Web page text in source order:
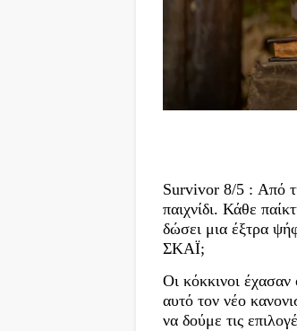
Survivor 8/5 : Από
παιχνίδι. Κάθε
δώσει μια έξτρα
ΣΚΑΪ;
Οι κόκκινοι έχασαν
αυτό τον νέο
να δούμε τις